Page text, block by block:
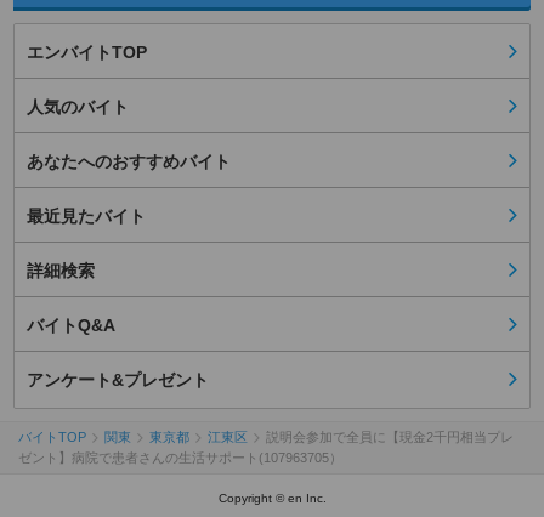
エンバイトTOP
人気のバイト
あなたへのおすすめバイト
最近見たバイト
詳細検索
バイトQ&A
アンケート&プレゼント
バイトTOP 関東 東京都 江東区
説明会参加で全員に【現金2千円相当プレ
ゼント】病院で患者さんの生活サポート(107963705）
Copyright © en Inc.